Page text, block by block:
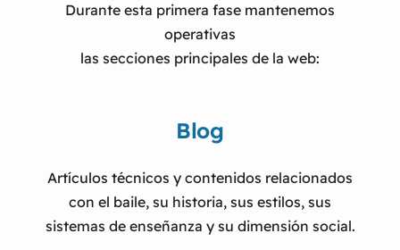
Durante esta primera fase mantenemos
operativas
las secciones principales de la web:
Blog
Artículos técnicos y contenidos relacionados
con el baile, su historia, sus estilos, sus
sistemas de enseñanza y su dimensión social.